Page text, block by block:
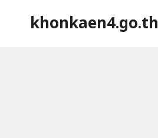
khonkaen4.go.th